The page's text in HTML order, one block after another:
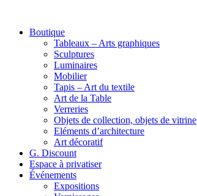
Boutique
Tableaux – Arts graphiques
Sculptures
Luminaires
Mobilier
Tapis – Art du textile
Art de la Table
Verreries
Objets de collection, objets de vitrine
Eléments d’architecture
Art décoratif
G. Discount
Espace à privatiser
Événements
Expositions